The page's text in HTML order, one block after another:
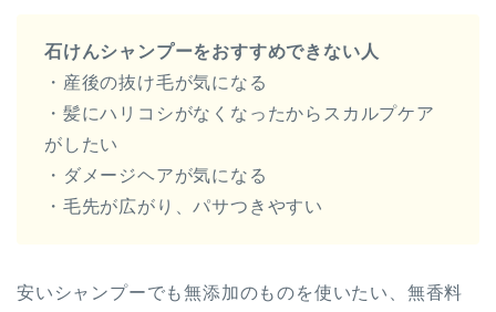
石けんシャンプーをおすすめできない人
・産後の抜け毛が気になる
・髪にハリコシがなくなったからスカルプケア
がしたい
・ダメージヘアが気になる
・毛先が広がり、パサつきやすい
安いシャンプーでも無添加のものを使いたい、無香料